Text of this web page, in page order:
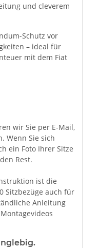
und cleverem
Schutz vor
– ideal für
mit dem Fiat
wir Sie per E-Mail,
Wenn Sie sich
ein Foto Ihrer Sitze
Rest.
ist die
Sitzbezüge auch für
Anleitung